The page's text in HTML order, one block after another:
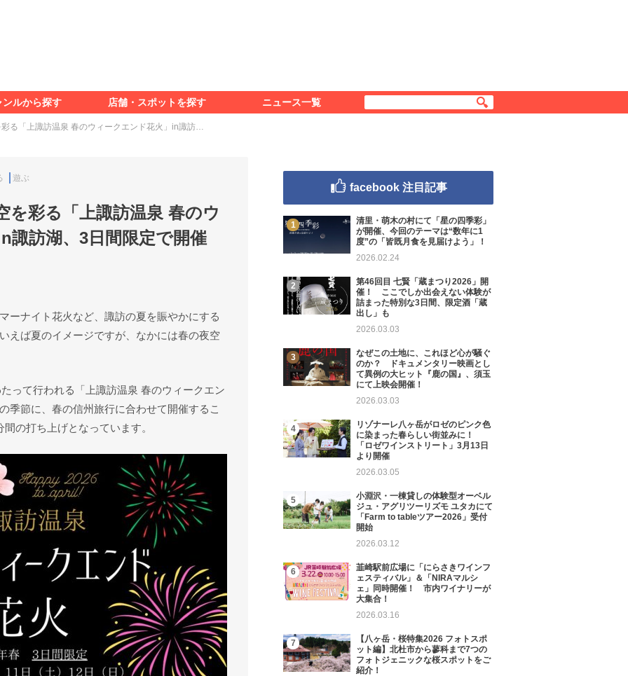
ンルから探す
る
＆レポート
店舗・スポットを探す ニュース一覧
る「上諏訪温泉 春のウィークエンド花火」in諏訪…
遊ぶ
彩る「上諏訪温泉 春のウ
諏訪湖、3日間限定で開催
ーナイト花火など、諏訪の夏を賑やかにする
えば夏のイメージですが、なかには春の夜空
って行われる「上諏訪温泉 春のウィークエン
季節に、春の信州旅行に合わせて開催するこ
の打ち上げとなっています。
facebook 注目記事
清里・萌木の村にて「星の四季彩」
が開催、今回のテーマは“数年に1
度”の「皆既月食を見届けよう」！
2026.02.24
第46回目 七賢「蔵まつり2026」開
催！ ここでしか出会えない体験が
詰まった特別な3日間、限定酒「蔵
出し」も
2026.03.03
なぜこの土地に、これほど心が騒ぐ
のか？ ドキュメンタリー映画とし
て異例の大ヒット『鹿の国』、須玉
にて上映会開催！
2026.03.03
リゾナーレ八ヶ岳がロゼのピンク色
に染まった春らしい街並みに！
「ロゼワインストリート」3月13日
より開催
2026.03.05
小淵沢・一棟貸しの体験型オーベル
ジュ・アグリツーリズモ ユタカにて
「Farm to tableツアー2026」受付
開始
2026.03.12
韮崎駅前広場に「にらさきワインフ
ェスティバル」＆「NIRAマルシ
ェ」同時開催！ 市内ワイナリーが
大集合！
2026.03.16
【八ヶ岳・桜特集2026 フォトスポ
ット編】北杜市から蓼科まで7つの
フォトジェニックな桜スポットをご
紹介！